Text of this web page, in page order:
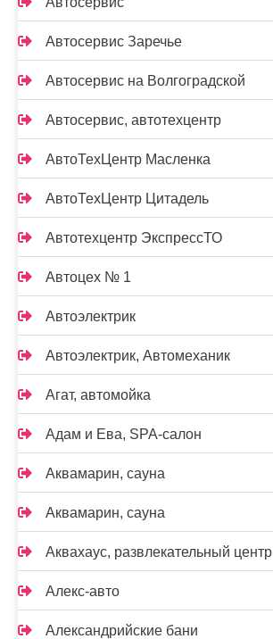
Автосервис Заречье
Автосервис на Волгоградской
Автосервис, автотехцентр
АвтоТехЦентр Масленка
АвтоТехЦентр Цитадель
Автотехцентр ЭкспрессТО
Автоцех № 1
Автоэлектрик
Автоэлектрик, Автомеханик
Агат, автомойка
Адам и Ева, SPA-салон
Аквамарин, сауна
Аквамарин, сауна
Аквахаус, развлекательный центр
Алекс-авто
Александрийские бани